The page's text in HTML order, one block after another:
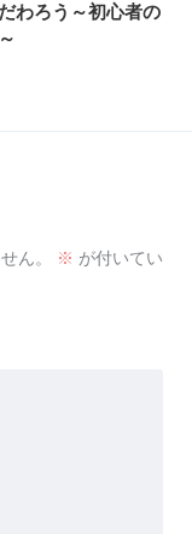
わろう～初心者の
ん。 ※ が付いてい